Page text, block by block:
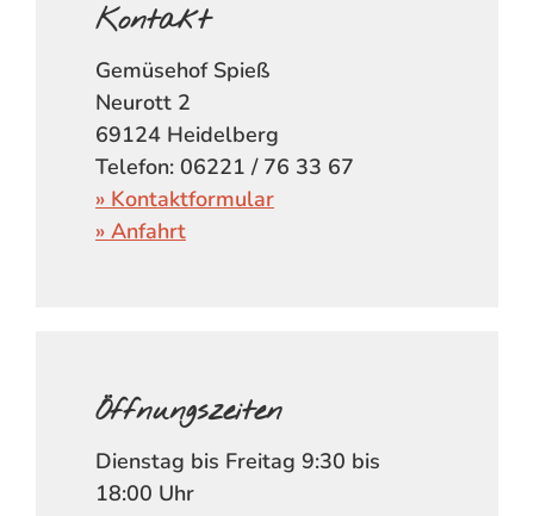
Kontakt
Gemüsehof Spieß
Neurott 2
69124 Heidelberg
Telefon: 06221 / 76 33 67
» Kontaktformular
» Anfahrt
Öffnungszeiten
Dienstag bis Freitag 9:30 bis
18:00 Uhr